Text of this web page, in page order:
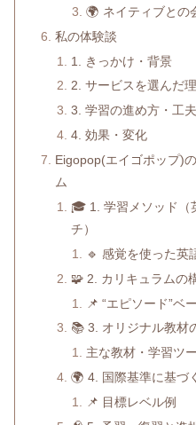
🌍 ネイティブとの
私の体験談
1. きっかけ・背景
2. サービスを選んだ
3. 学習の進め方・工夫
4. 効果・変化
Eigopop(エイゴポップ)
ム
🎓 1. 学習メソッド（
チ）
🔹 感覚を使った英
🧩 2. カリキュラムの
📌 “エピソード”ベ
📚 3. オリジナル教材
主な教材・学習ツ
🌍 4. 国際基準に基づ
📌 目標レベル例